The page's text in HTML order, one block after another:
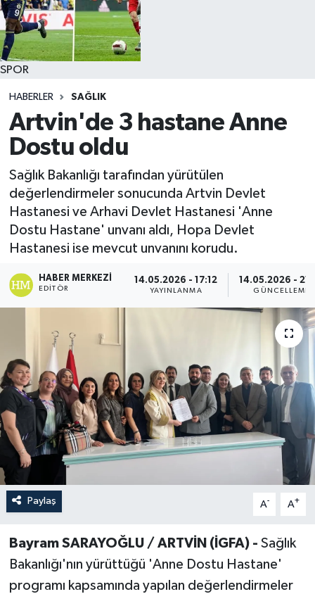
SPOR
HABERLER SAĞLIK
Artvin'de 3 hastane Anne
Dostu oldu
Sağlık Bakanlığı tarafından yürütülen
değerlendirmeler sonucunda Artvin Devlet
Hastanesi ve Arhavi Devlet Hastanesi 'Anne
Dostu Hastane' unvanı aldı, Hopa Devlet
Hastanesi ise mevcut unvanını korudu.
HABER MERKEZI
EDITÖR
14.05.2026 - 17:12
YAYINLANMA
14.05.2026 -
GÜNCELLEME
Paylaş A- A+
Bayram SARAYOĞLU / ARTVİN (İGFA) - Sağlık
Bakanlığı'nın yürüttüğü 'Anne Dostu Hastane'
programı kapsamında yapılan değerlendirmeler